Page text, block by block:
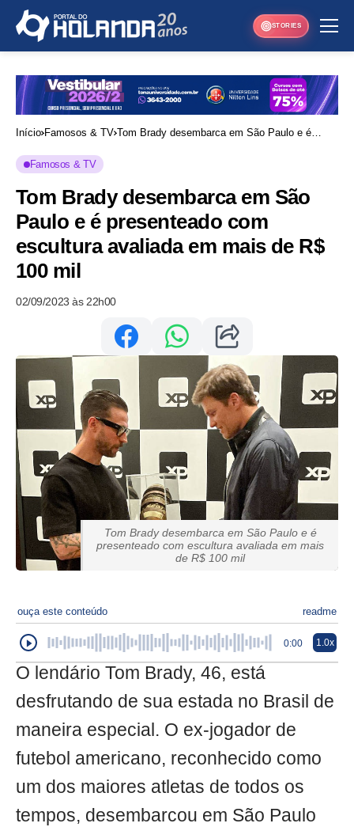
STORIES
Início Famosos & TV Tom Brady desembarca em São Paulo e é
Famosos & TV
Tom Brady desembarca em São
Paulo e é presenteado com
escultura avaliada em mais de R$
100 mil
02/09/2023 às 22h00
Tom Brady desembarca em São Paulo e é
presenteado com escultura avaliada em mais
de R$ 100 mil
ouça este conteúdo readme
0:00 1.0x
O lendário Tom Brady, 46, está
desfrutando de sua estada no Brasil de
maneira especial. O ex-jogador de
futebol americano, reconhecido como
um dos maiores atletas de todos os
tempos, desembarcou em São Paulo